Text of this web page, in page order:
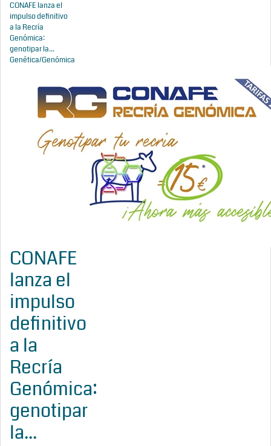
CONAFE lanza el
impulso definitivo
a la Recría
Genómica:
genotipar la...
Genética/Genómica
CONAFE
lanza el
impulso
definitivo
a la
Recría
Genómica:
genotipar
la...